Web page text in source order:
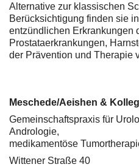
Alternative zur klassischen
Berücksichtigung finden sie
entzündlichen Erkrankungen
Prostataerkrankungen,
der Prävention und Therapie
Meschede/Aeishen &
Gemeinschaftspraxis für
Andrologie,
medikamentöse
Wittener Straße 40